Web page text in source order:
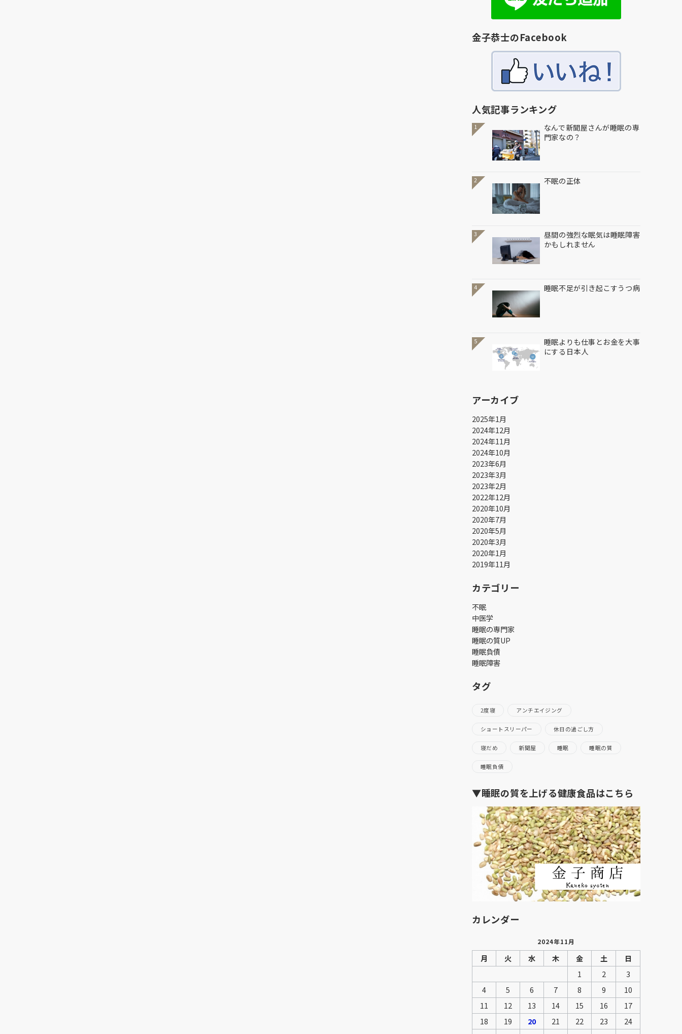
金子恭士のFacebook
人気記事ランキング
1
なんで新聞屋さんが睡眠の専
門家なの？
2 不眠の正体
3
昼間の強烈な眠気は睡眠障害
かもしれません
4 睡眠不足が引き起こすうつ病
5
睡眠よりも仕事とお金を大事
にする日本人
アーカイブ
2025年1月
2024年12月
2024年11月
2024年10月
2023年6月
2023年3月
2023年2月
2022年12月
2020年10月
2020年7月
2020年5月
2020年3月
2020年1月
2019年11月
カテゴリー
不眠
中医学
睡眠の専門家
睡眠の質UP
睡眠負債
睡眠障害
タグ
2度寝 アンチエイジング
ショートスリーパー 休日の過ごし方
寝だめ 新聞屋 睡眠 睡眠の質
睡眠負債
▼睡眠の質を上げる健康食品はこちら
カレンダー
2024年11月
月 火 水 木 金 土
日
1
2
3
4
5 6 7 8 9
10
11
12 13 14 15 16
17
18
19 20 21 22 23
24